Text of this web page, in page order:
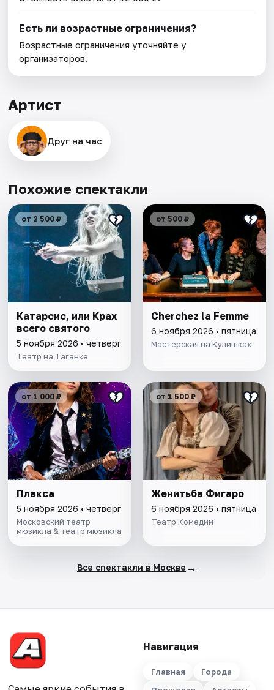
Есть ли возрастные ограничения?
Возрастные ограничения уточняйте у
организаторов.
Артист
Друг на час
Похожие спектакли
от 2 500 ₽
Катарсис, или Крах
всего святого
5 ноября 2026 • четверг
Театр на Таганке
от 500 ₽
Cherchez la Femme
6 ноября 2026 • пятница
Мастерская на Кулишках
от 1 000 ₽
Плакса
5 ноября 2026 • четверг
Московский театр
мюзикла & театр мюзикла
от 1 500 ₽
Женитьба Фигаро
6 ноября 2026 • пятница
Театр Комедии
Все спектакли в Москве →
Навигация
Главная
Города